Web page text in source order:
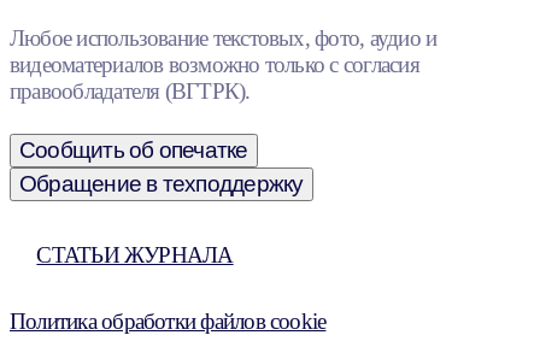
Любое использование текстовых, фото, аудио и
видеоматериалов возможно только с согласия
правообладателя (ВГТРК).
Сообщить об опечатке
Обращение в техподдержку
СТАТЬИ ЖУРНАЛА
Политика обработки файлов cookie